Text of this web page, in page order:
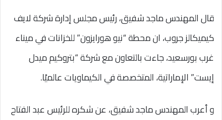
قال المهندس ماجد شفيق، رئيس مجلس إدارة شركة لايف
كيميكالز جروب، ان محطة “نيو هورايزون” للخزانات في ميناء
غرب بورسعيد، جاءت بالتعاون مع شركة “بتروكيم ميدل
إيست” الإماراتية، المتخصصة في الكيماويات عالميًا.
و أعرب المهندس ماجد شفيق، عن شكره للرئيس عبد الفتاح